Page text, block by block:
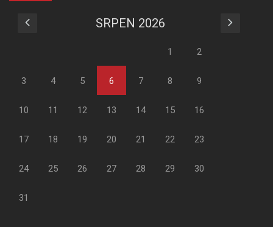
SRPEN 2026
1 2
3 4 5 6 7 8 9
10 11 12 13 14 15 16
17 18 19 20 21 22 23
24 25 26 27 28 29 30
31